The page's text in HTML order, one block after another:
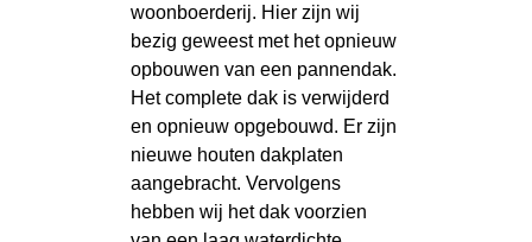
woonboerderij. Hier zijn wij
bezig geweest met het opnieuw
opbouwen van een pannendak.
Het complete dak is verwijderd
en opnieuw opgebouwd. Er zijn
nieuwe houten dakplaten
aangebracht. Vervolgens
hebben wij het dak voorzien